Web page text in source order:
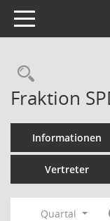
Toggle navigation
Fraktion
Informationen
Vertreter
Quartal